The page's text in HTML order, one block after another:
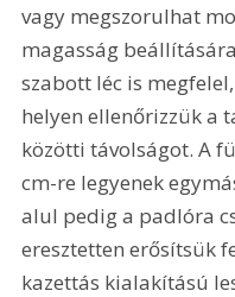
vagy megszorulhat
magasság
szabott léc is
helyen ellenőrizzük a
közötti távolságot. A
cm-re legyenek
alul pedig a padlóra
eresztetten erősítsük
kazettás kialakítású